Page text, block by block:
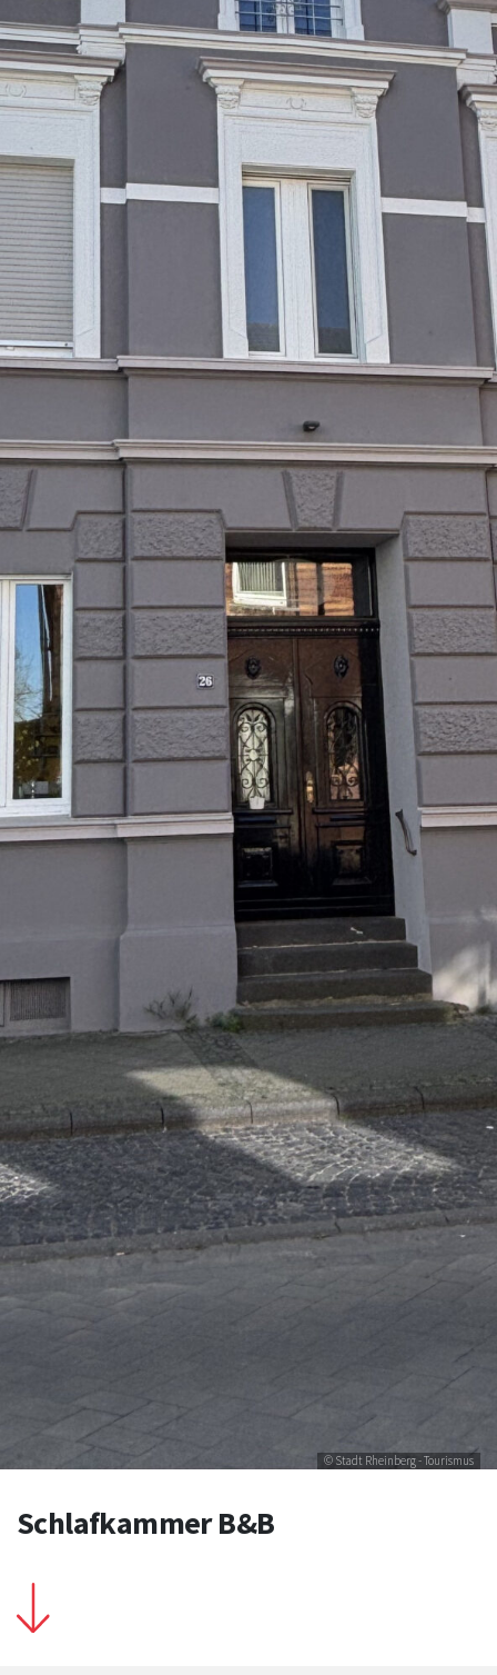
© Stadt Rheinberg - Tourismus
Schlafkammer B&B